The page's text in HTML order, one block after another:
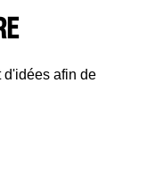
d'idées afin de